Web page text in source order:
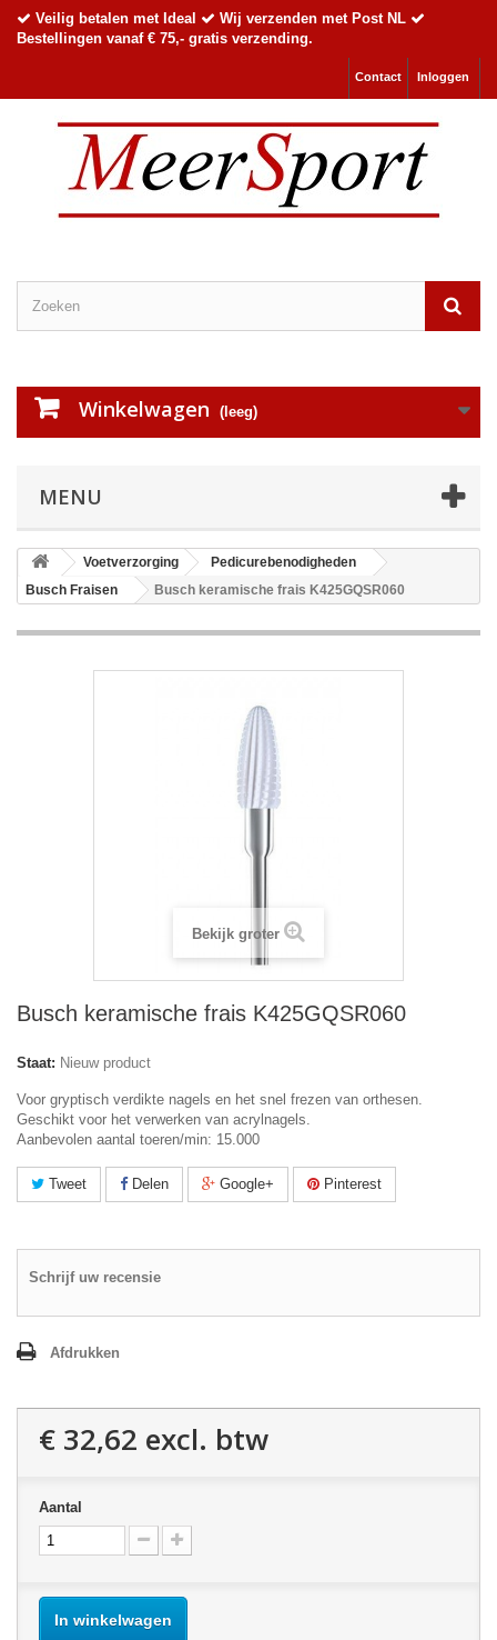
Veilig betalen met Ideal
Wij verzenden met Post NL
Bestellingen vanaf € 75,- gratis verzending.
Inloggen
Contact
Winkelwagen (leeg)
MENU
Voetverzorging
Pedicurebenodigheden
Busch Fraisen
Busch keramische frais K425GQSR060
Bekijk groter
Busch keramische frais K425GQSR060
Staat: Nieuw product
Voor gryptisch verdikte nagels en het snel frezen van orthesen.
Geschikt voor het verwerken van acrylnagels.
Aanbevolen aantal toeren/min: 15.000
Tweet Delen Google+ Pinterest
Schrijf uw recensie
Afdrukken
€ 32,62 excl. btw
Aantal
In winkelwagen